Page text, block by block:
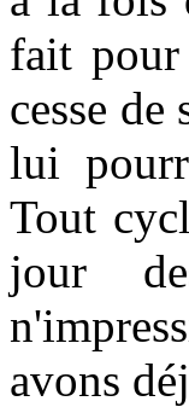
fait
cesse
lui
Tout
jour
avons